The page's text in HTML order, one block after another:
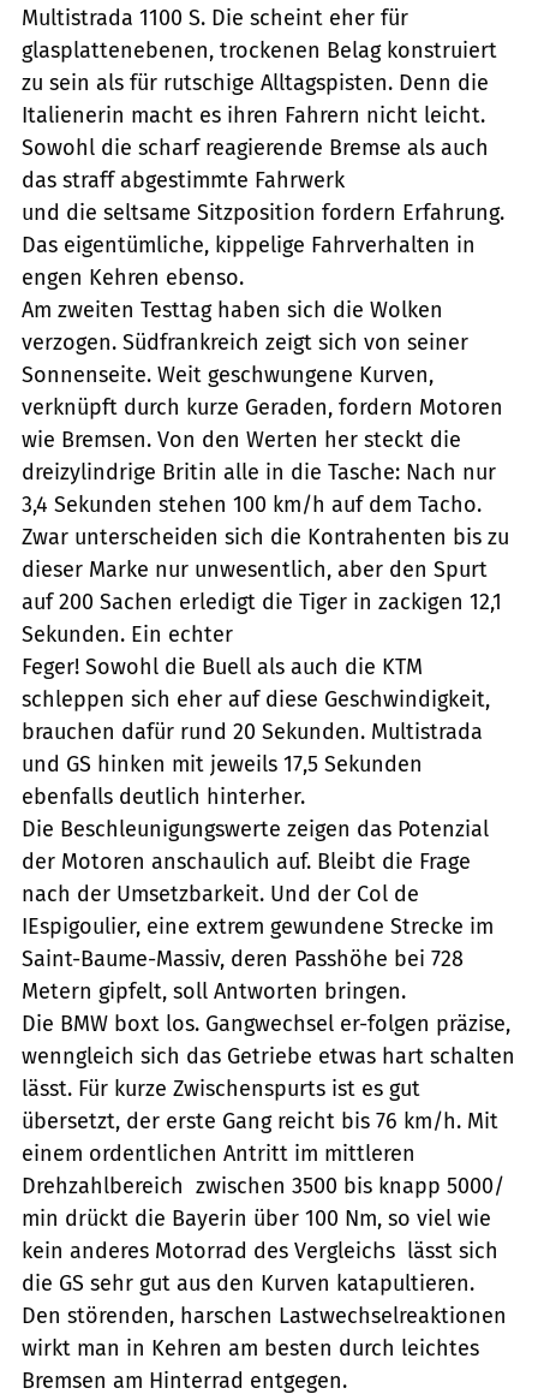
Multistrada 1100 S. Die scheint eher für
glasplattenebenen, trockenen Belag konstruiert
zu sein als für rutschige Alltagspisten. Denn die
Italienerin macht es ihren Fahrern nicht leicht.
Sowohl die scharf reagierende Bremse als auch
das straff abgestimmte Fahrwerk
und die seltsame Sitzposition fordern Erfahrung.
Das eigentümliche, kippelige Fahrverhalten in
engen Kehren ebenso.
Am zweiten Testtag haben sich die Wolken
verzogen. Südfrankreich zeigt sich von seiner
Sonnenseite. Weit geschwungene Kurven,
verknüpft durch kurze Geraden, fordern Motoren
wie Bremsen. Von den Werten her steckt die
dreizylindrige Britin alle in die Tasche: Nach nur
3,4 Sekunden stehen 100 km/h auf dem Tacho.
Zwar unterscheiden sich die Kontrahenten bis zu
dieser Marke nur unwesentlich, aber den Spurt
auf 200 Sachen erledigt die Tiger in zackigen 12,1
Sekunden. Ein echter
Feger! Sowohl die Buell als auch die KTM
schleppen sich eher auf diese Geschwindigkeit,
brauchen dafür rund 20 Sekunden. Multistrada
und GS hinken mit jeweils 17,5 Sekunden
ebenfalls deutlich hinterher.
Die Beschleunigungswerte zeigen das Potenzial
der Motoren anschaulich auf. Bleibt die Frage
nach der Umsetzbarkeit. Und der Col de
IEspigoulier, eine extrem gewundene Strecke im
Saint-Baume-Massiv, deren Passhöhe bei 728
Metern gipfelt, soll Antworten bringen.
Die BMW boxt los. Gangwechsel er-folgen präzise,
wenngleich sich das Getriebe etwas hart schalten
lässt. Für kurze Zwischenspurts ist es gut
übersetzt, der erste Gang reicht bis 76 km/h. Mit
einem ordentlichen Antritt im mittleren
Drehzahlbereich  zwischen 3500 bis knapp 5000/
min drückt die Bayerin über 100 Nm, so viel wie
kein anderes Motorrad des Vergleichs  lässt sich
die GS sehr gut aus den Kurven katapultieren.
Den störenden, harschen Lastwechselreaktionen
wirkt man in Kehren am besten durch leichtes
Bremsen am Hinterrad entgegen.